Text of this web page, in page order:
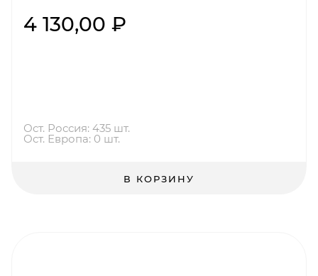
4 130,00 ₽
Ост. Россия: 435 шт.
Ост. Европа: 0 шт.
В КОРЗИНУ